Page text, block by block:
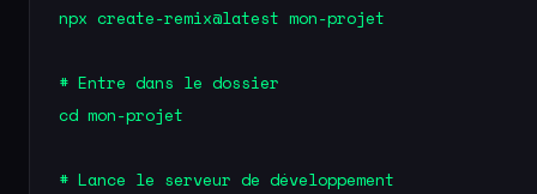
npx create-remix@latest mon-projet
# Entre dans le dossier
cd mon-projet
# Lance le serveur de développement